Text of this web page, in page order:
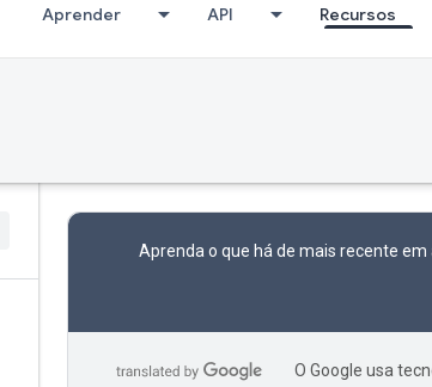
Aprender API Recursos
Aprenda o que há de mais recente
O Google usa